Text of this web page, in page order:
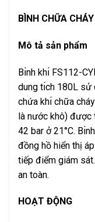
BÌNH CHỮA
Mô tả sản phẩm
Bı̀nh khı́ FS112-
dung tı́ch 180L
chứa khı́ chữa
là nước khô) được
42 bar ở 21°C.
đồng hồ hiển thị
tiếp điểm giám
an toàn.
HOẠT ĐỘNG